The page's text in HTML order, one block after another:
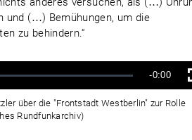
und (…) Bemühungen, um die
zu behindern.“
Zeit
-0:00
über die "Frontstadt Westberlin" zur Rolle
Rundfunkarchiv)